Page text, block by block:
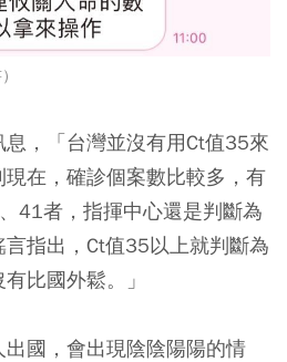
，「台灣並沒有用Ct值35來
在，確診個案數比較多，有
41者，指揮中心還是判斷為
指出，Ct值35以上就判斷為
比國外鬆。」
國，會出現陰陰陽陽的情